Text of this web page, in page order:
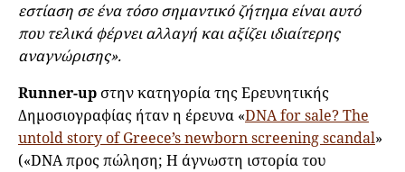
εστίαση σε ένα τόσο σημαντικό ζήτημα είναι αυτό
που τελικά φέρνει αλλαγή και αξίζει ιδιαίτερης
αναγνώρισης».
Runner-up στην κατηγορία της Ερευνητικής
Δημοσιογραφίας ήταν η έρευνα «DNA for sale? The
untold story of Greece’s newborn screening scandal»
(«DNA προς πώληση; Η άγνωστη ιστορία του